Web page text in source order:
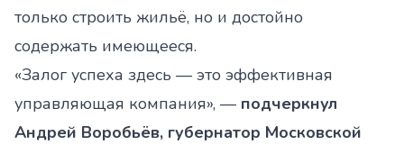
только строить жильё, но и достойно
содержать имеющееся.
«Залог успеха здесь — это эффективная
управляющая компания», — подчеркнул
Андрей Воробьёв, губернатор Московской